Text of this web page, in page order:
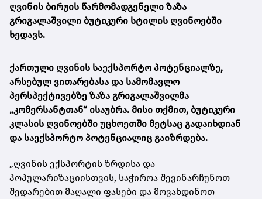
ღვინის ბირჟის წარმომადგენელი ზაზა
გრიგალაშვილი ბუტიკური სტილის ღვინოებში
ხედავს.
ქართული ღვინის საექსპორტო პოტენციალზე,
არსებულ ვითარებასა და სამომავლო
პერსპექტივებზე ზაზა გრიგალაშვილმა
„კომერსანტთან“ ისაუბრა. მისი თქმით, ბუტიკური
კლასის ღვინოებში უცხოეთში მეტსაც გადაიხდიან
და საექსპორტო პოტენციალიც გაიზრდება.
„ღვინის ექსპორტის ზრდისა და
პოპულარიზაციისთვის, საჭიროა შევინარჩუნოთ
შედარებით მაღალი ფასები და მოვახდინოთ